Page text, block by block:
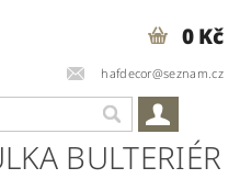
hafdecor@seznam.cz
0 Kč
BULTERIÉR